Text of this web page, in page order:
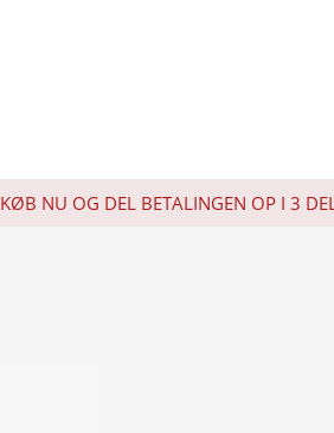
KØB NU OG DEL BETALINGEN OP I 3